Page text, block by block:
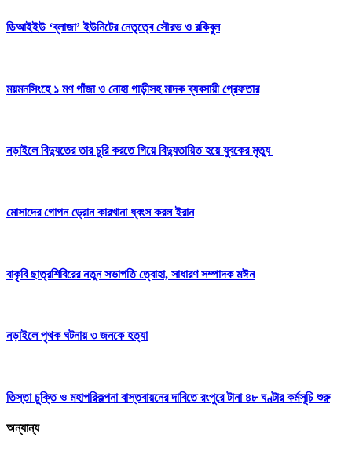
ডিআইইউ ‘ব্লাজা’ ইউনিটের নেতৃত্বে সৌরভ ও রকিবুল
ময়মনসিংহে ১ মণ গাঁজা ও নোহা গাড়ীসহ মাদক ব্যবসায়ী গ্রেফতার
নড়াইলে বিদ্যুতের তার চুরি করতে গিয়ে বিদ্যুতায়িত হয়ে যুবকের মৃত্যু
মোসাদের গোপন ড্রোন কারখানা ধ্বংস করল ইরান
বাকৃবি ছাত্রশিবিরের নতুন সভাপতি ত্বোহা, সাধারণ সম্পাদক মঈন
নড়াইলে পৃথক ঘটনায় ৩ জনকে হত্যা
তিস্তা চুক্তি ও মহাপরিকল্পনা বাস্তবায়নের দাবিতে রংপুরে টানা ৪৮ ঘণ্টার কর্মসূচি শুরু
অন্যান্য